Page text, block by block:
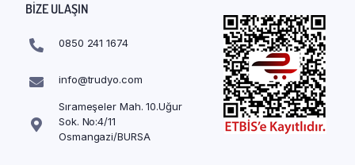
BIZE ULAŞIN
0850 241 1674
info@trudyo.com
Sırameşeler Mah. 10.Uğur
Sok. No:4/11
Osmangazi/BURSA